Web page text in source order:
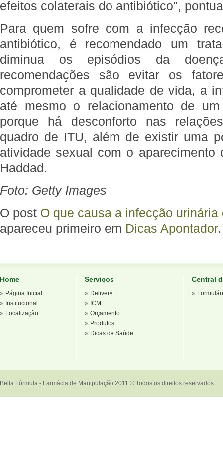
efeitos colaterais do antibiótico",
Para quem sofre com a infecção
antibiótico, é recomendado um
diminua os episódios da
recomendações são evitar os
comprometer a qualidade de vida, a
até mesmo o relacionamento de
porque há desconforto nas
quadro de ITU, além de existir uma
atividade sexual com o aparecimento
Haddad.
Foto: Getty Images
O post O que causa a infecção urinária
apareceu primeiro em Dicas Apontador.
Home
» Página Inicial
» Institucional
» Localização
Serviços
» Delivery
» ICM
» Orçamento
» Produtos
» Dicas de Saúde
Central
»
Bella Fórmula - Farmácia de Manipulação 2011 © Todos os direitos reservados